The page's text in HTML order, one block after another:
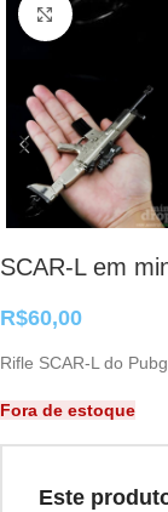
Clique para
SCAR-L em
R$60,00
Rifle SCAR-L do
Fora de estoque
Este